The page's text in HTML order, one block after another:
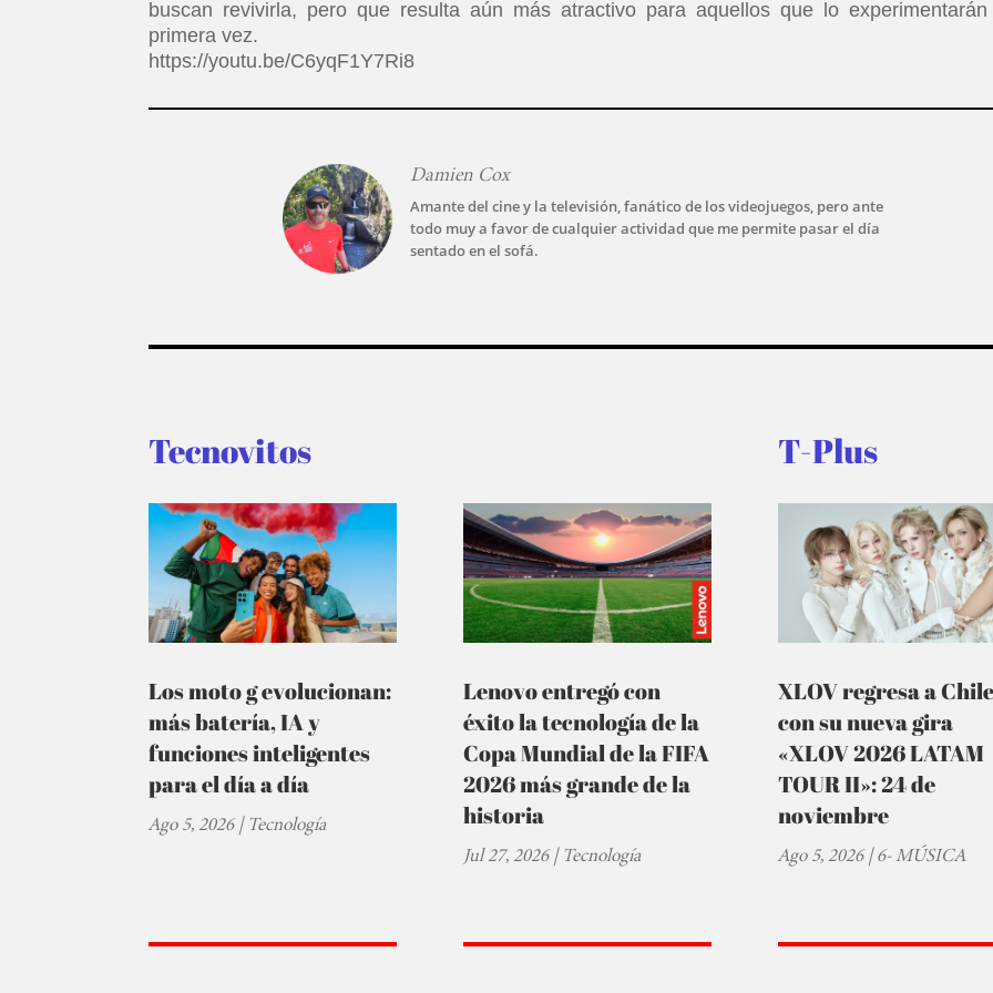
buscan revivirla, pero que resulta aún más atractivo para aquellos que lo
primera vez.
https://youtu.be/C6yqF1Y7Ri8
Damien Cox
Amante del cine y la televisión, fanático de los videojuegos, pero ante
todo muy a favor de cualquier actividad que me permite pasar el día
sentado en el sofá.
Tecnovitos
Los moto g evolucionan:
más batería, IA y
funciones inteligentes
para el día a día
Ago 5, 2026|Tecnología
Lenovo entregó con
éxito la tecnología de la
Copa Mundial de la FIFA
2026 más grande de la
historia
Jul 27, 2026|Tecnología
T-Plus
XLOV regresa a Chile
con su nueva gira
«XLOV 2026 LATAM
TOUR II»: 24 de
noviembre
Ago 5, 2026|6- MÚSICA